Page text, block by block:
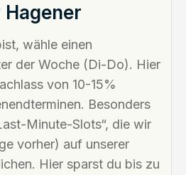
wähle einen
der Woche (Di-Do). Hier
von 10-15%
Besonders
Minute-Slots“, die wir
vorher) auf unserer
Hier sparst du bis zu